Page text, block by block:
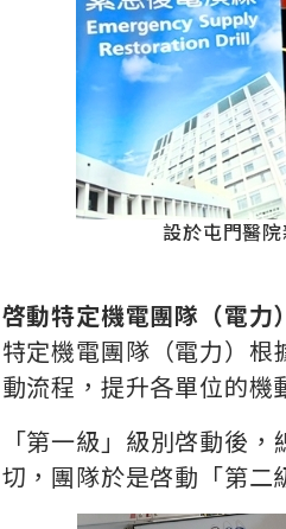
設於屯門醫
啓動特定機電團隊（電力
特定機電團隊（電力）
動流程，提升各單位的機
「第一級」級別啓動後
切，團隊於是啓動「第二